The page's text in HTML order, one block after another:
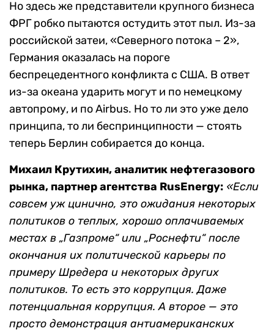
Но здесь же представители крупного бизнеса
ФРГ робко пытаются остудить этот пыл. Из-за
российской затеи, «Северного потока – 2»,
Германия оказалась на пороге
беспрецедентного конфликта с США. В ответ
из-за океана ударить могут и по немецкому
автопрому, и по Airbus. Но то ли это уже дело
принципа, то ли беспринципности — стоять
теперь Берлин собирается до конца.
Михаил Крутихин, аналитик нефтегазового
рынка, партнер агентства RusEnergy: «Если
совсем уж цинично, это ожидания некоторых
политиков о теплых, хорошо оплачиваемых
местах в „Газпроме“ или „Роснефти“ после
окончания их политической карьеры по
примеру Шредера и некоторых других
политиков. То есть это коррупция. Даже
потенциальная коррупция. А второе — это
просто демонстрация антиамериканских